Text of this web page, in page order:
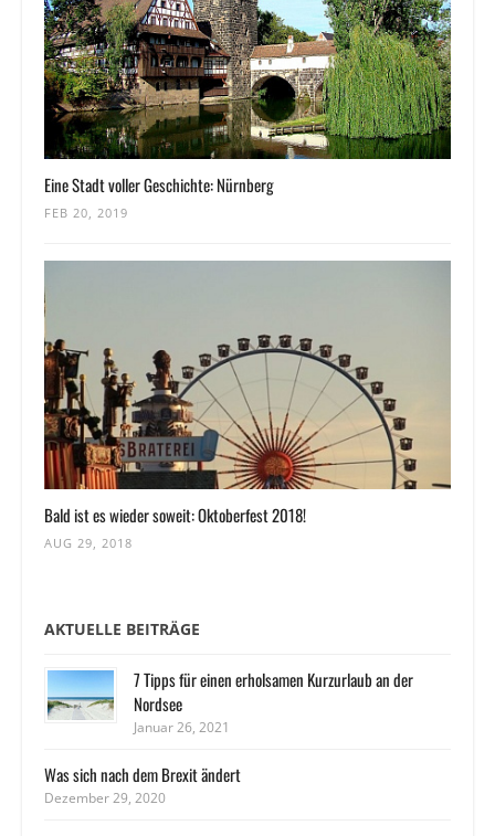
Eine Stadt voller Geschichte: Nürnberg
FEB 20, 2019
Bald ist es wieder soweit: Oktoberfest 2018!
AUG 29, 2018
AKTUELLE BEITRÄGE
7 Tipps für einen erholsamen Kurzurlaub an der
Nordsee
Januar 26, 2021
Was sich nach dem Brexit ändert
Dezember 29, 2020